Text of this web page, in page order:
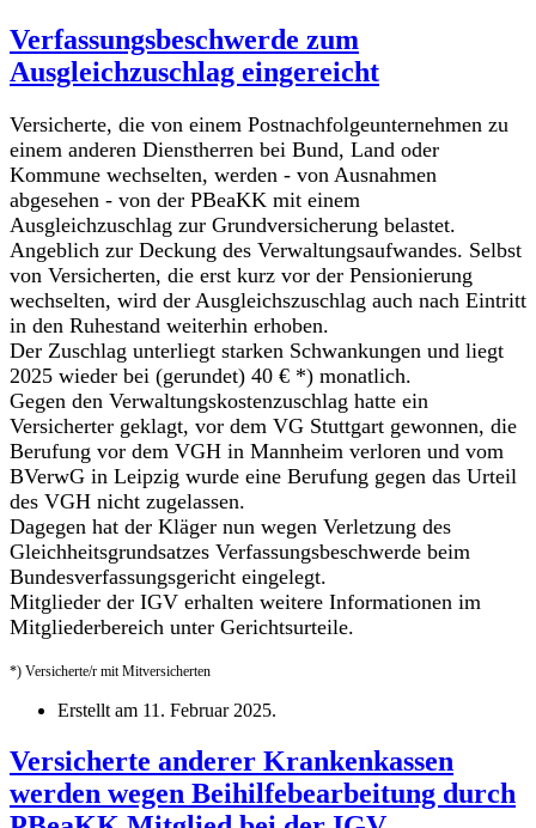
Verfassungsbeschwerde zum
Ausgleichzuschlag eingereicht
Versicherte, die von einem Postnachfolgeunternehmen zu
einem anderen Dienstherren bei Bund, Land oder
Kommune wechselten, werden - von Ausnahmen
abgesehen - von der PBeaKK mit einem
Ausgleichzuschlag zur Grundversicherung belastet.
Angeblich zur Deckung des Verwaltungsaufwandes. Selbst
von Versicherten, die erst kurz vor der Pensionierung
wechselten, wird der Ausgleichszuschlag auch nach Eintritt
in den Ruhestand weiterhin erhoben.
Der Zuschlag unterliegt starken Schwankungen und liegt
2025 wieder bei (gerundet) 40 € *) monatlich.
Gegen den Verwaltungskostenzuschlag hatte ein
Versicherter geklagt, vor dem VG Stuttgart gewonnen, die
Berufung vor dem VGH in Mannheim verloren und vom
BVerwG in Leipzig wurde eine Berufung gegen das Urteil
des VGH nicht zugelassen.
Dagegen hat der Kläger nun wegen Verletzung des
Gleichheitsgrundsatzes Verfassungsbeschwerde beim
Bundesverfassungsgericht eingelegt.
Mitglieder der IGV erhalten weitere Informationen im
Mitgliederbereich unter Gerichtsurteile.
*) Versicherte/r mit Mitversicherten
Erstellt am 11. Februar 2025.
Versicherte anderer Krankenkassen
werden wegen Beihilfebearbeitung durch